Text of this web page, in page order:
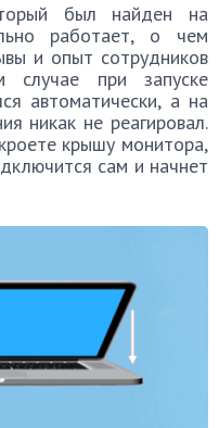
был найден на
работает, о чем
и опыт сотрудников
случае при запуске
автоматически, а на
никак не реагировал.
крышу монитора,
сам и начнет